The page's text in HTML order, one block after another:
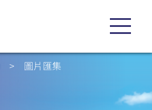
> 圖片匯集